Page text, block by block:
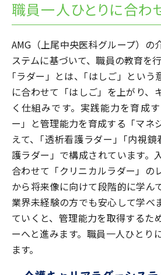
職員一人ひとりに合わ
AMG（上尾中央医科グループ）の
ステムに基づいて、職員の教育を行
「ラダー」とは、 「はしご」という
に合わせて「はしご」を上がり、
く仕組みです。 実践能力を育成
ー」と管理能力を育成する「マネ
えて、 「透析看護ラダー」 「内視鏡
護ラダー」で構成されています。
合わせて「クリニカルラダー」の
から将来像に向けて段階的に学ん
業界未経験の方でも安心して学べ
ていくと、管理能力を取得するた
ーへと進みます。職員一人ひとり
ます。
教育
採用情報
Webで
施設見学